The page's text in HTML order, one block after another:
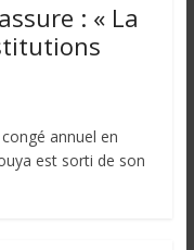
: « La
annuel en
est sorti de son